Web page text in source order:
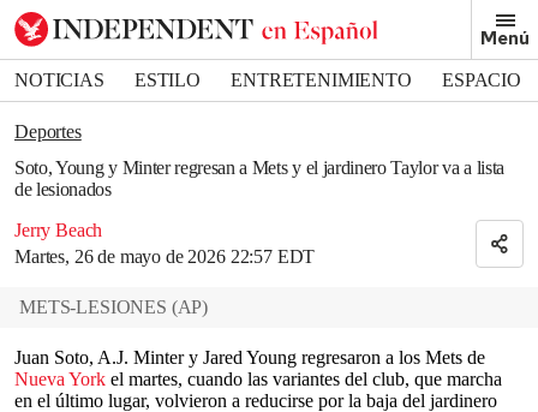
Menú
NOTICIAS ESTILO ENTRETENIMIENTO
ESPACIO
DEPORTES
Deportes
Soto, Young y Minter regresan a Mets y el jardinero Taylor va a lista
de lesionados
Jerry Beach
Martes, 26 de mayo de 2026 22:57 EDT
Bookmark popover
Removed from bookmarks
Close popover
METS-LESIONES (AP)
Juan Soto, A.J. Minter y Jared Young regresaron a los Mets de
Nueva York el martes, cuando las variantes del club, que marcha
en el último lugar, volvieron a reducirse por la baja del jardinero